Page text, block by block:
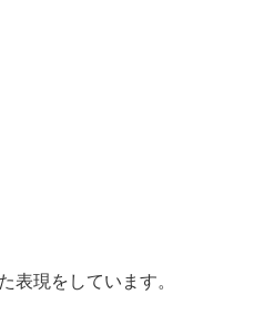
表現をしています。